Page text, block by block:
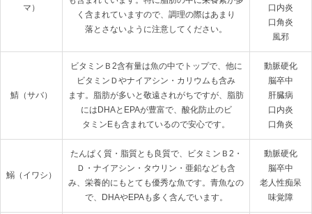
マ）
く含まれていますので、調理の際はあまり
落とさないように注意してください。
口内炎
口角炎
風邪
鯖（サバ）
ビタミンＢ2含有量は魚の中でトップで、他に
ビタミンＤやナイアシン・カリウムも含み
ます。脂肪が多いと敬遠されがちですが、脂肪
にはDHAとEPAが豊富で、酸化防止のビ
タミンEも含まれているので安心です。
動脈硬化
脳卒中
肝臓病
口内炎
口角炎
鰯（イワシ）
たんぱく質・脂質とも良質で、ビタミンＢ2・
Ｄ・ナイアシン・タウリン・亜鉛なども含
み、栄養的にもとても優秀な魚です。青魚なの
で、DHAやEPAも多く含んでいます。
動脈硬化
脳卒中
老人性痴呆
味覚障